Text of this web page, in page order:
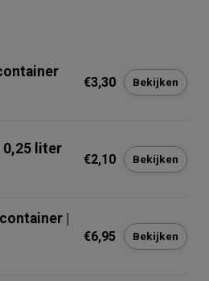
€3,30 Bekijken
0,25 liter
€2,10 Bekijken
|
€6,95 Bekijken